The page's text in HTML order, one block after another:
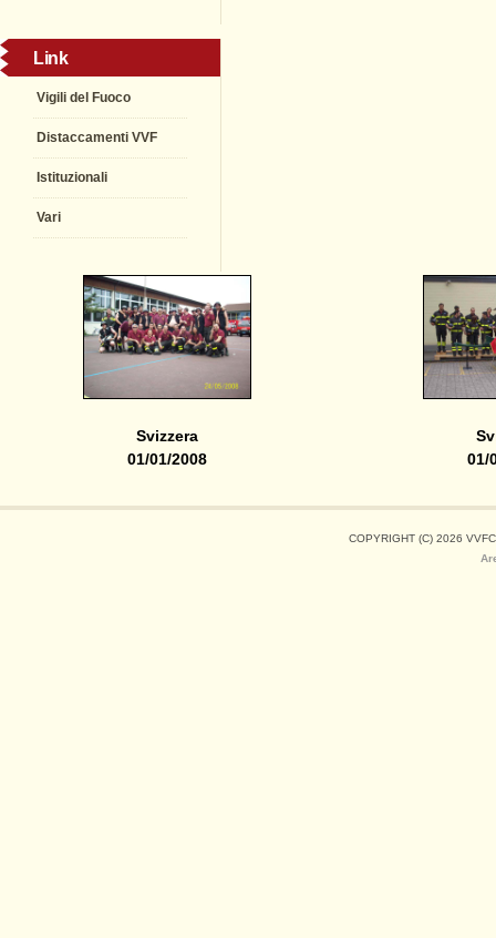
Link
Vigili del Fuoco
Distaccamenti VVF
Istituzionali
Vari
Svizzera
01/01/2008
01/
COPYRIGHT (C) 2026